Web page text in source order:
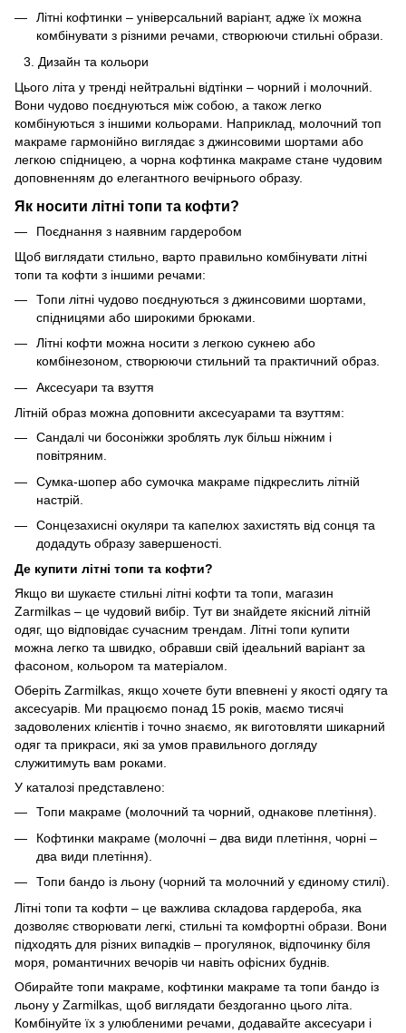
Літні кофтинки – універсальний варіант, адже їх можна
комбінувати з різними речами, створюючи стильні образи.
Дизайн та кольори
Цього літа у тренді нейтральні відтінки – чорний і молочний.
Вони чудово поєднуються між собою, а також легко
комбінуються з іншими кольорами. Наприклад, молочний топ
макраме гармонійно виглядає з джинсовими шортами або
легкою спідницею, а чорна кофтинка макраме стане чудовим
доповненням до елегантного вечірнього образу.
Як носити літні топи та кофти?
Поєднання з наявним гардеробом
Щоб виглядати стильно, варто правильно комбінувати літні
топи та кофти з іншими речами:
Топи літні чудово поєднуються з джинсовими шортами,
спідницями або широкими брюками.
Літні кофти можна носити з легкою сукнею або
комбінезоном, створюючи стильний та практичний образ.
Аксесуари та взуття
Літній образ можна доповнити аксесуарами та взуттям:
Сандалі чи босоніжки зроблять лук більш ніжним і
повітряним.
Сумка-шопер або сумочка макраме підкреслить літній
настрій.
Сонцезахисні окуляри та капелюх захистять від сонця та
додадуть образу завершеності.
Де купити літні топи та кофти?
Якщо ви шукаєте стильні літні кофти та топи, магазин
Zarmilkas – це чудовий вибір. Тут ви знайдете якісний літній
одяг, що відповідає сучасним трендам. Літні топи купити
можна легко та швидко, обравши свій ідеальний варіант за
фасоном, кольором та матеріалом.
Оберіть Zarmilkas, якщо хочете бути впевнені у якості одягу та
аксесуарів. Ми працюємо понад 15 років, маємо тисячі
задоволених клієнтів і точно знаємо, як виготовляти шикарний
одяг та прикраси, які за умов правильного догляду
служитимуть вам роками.
У каталозі представлено:
Топи макраме (молочний та чорний, однакове плетіння).
Кофтинки макраме (молочні – два види плетіння, чорні –
два види плетіння).
Топи бандо із льону (чорний та молочний у єдиному стилі).
Літні топи та кофти – це важлива складова гардероба, яка
дозволяє створювати легкі, стильні та комфортні образи. Вони
підходять для різних випадків – прогулянок, відпочинку біля
моря, романтичних вечорів чи навіть офісних буднів.
Обирайте топи макраме, кофтинки макраме та топи бандо із
льону у Zarmilkas, щоб виглядати бездоганно цього літа.
Комбінуйте їх з улюбленими речами, додавайте аксесуари і